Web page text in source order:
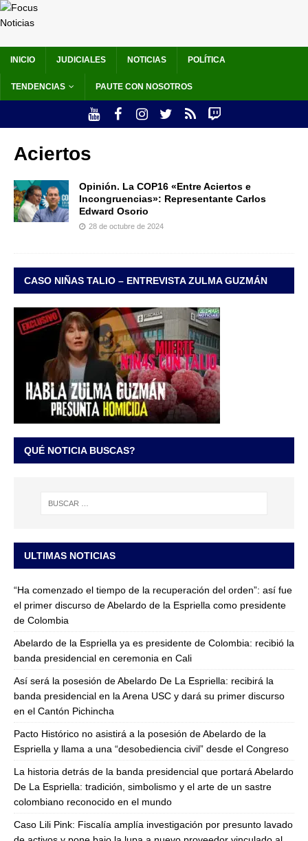
INICIO JUDICIALES NOTICIAS POLÍTICA
TENDENCIAS PAUTE CON NOSOTROS
Aciertos
Opinión. La COP16 «Entre Aciertos e
Incongruencias»: Representante Carlos
Edward Osorio
28 de octubre de 2024
CASO NIÑAS TALIO – ENTREVISTA ZULMA GUZMÁN
QUÉ NOTICIA BUSCAS?
ULTIMAS NOTICIAS
“Ha comenzado el tiempo de la recuperación del orden”: así fue
el primer discurso de Abelardo de la Espriella como presidente
de Colombia
Abelardo de la Espriella ya es presidente de Colombia: recibió la
banda presidencial en ceremonia en Cali
Así será la posesión de Abelardo De La Espriella: recibirá la
banda presidencial en la Arena USC y dará su primer discurso
en el Cantón Pichincha
Pacto Histórico no asistirá a la posesión de Abelardo de la
Espriella y llama a una “desobediencia civil” desde el Congreso
La historia detrás de la banda presidencial que portará Abelardo
De La Espriella: tradición, simbolismo y el arte de un sastre
colombiano reconocido en el mundo
Caso Lili Pink: Fiscalía amplía investigación por presunto lavado